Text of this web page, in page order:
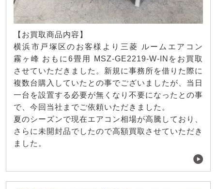
【お買取商品内容】
横浜市戸塚区のお客様より三菱 ルームエアコン
霧ヶ峰 おもに6畳用 MSZ-GE2219-W-INをお買取
させていただきました。新規に事務所を借りた際に
複数台購入していたとの事でございましたが、当日
一台を設置する必要が無くなり不要になったとの事
で、今回当社までご依頼いただきました。
夏のシーズンで現在エアコン相場が高騰しており、
さらに未開封品でしたので高額買取させていただき
ました。